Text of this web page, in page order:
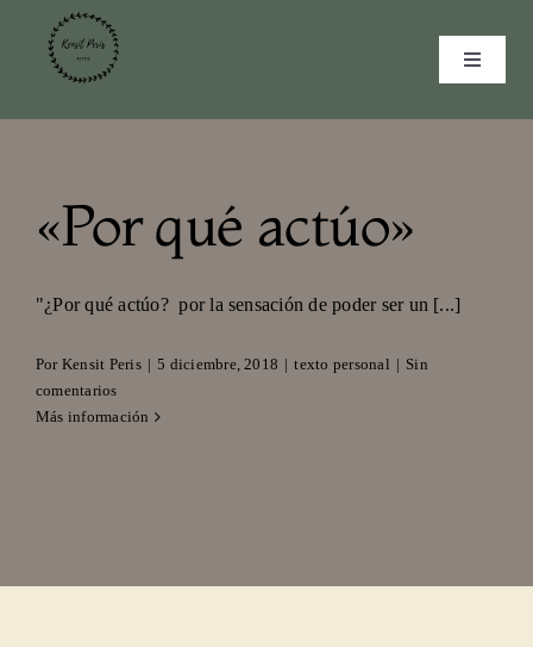
contenido
Toggle
INICIO
MULTIMEDIA
GALERÍA
CONTACTO
«Por qué actúo»
"¿Por qué actúo? por la sensación de poder ser un [...]
Por Kensit Peris | 5 diciembre, 2018 | texto personal | Sin
comentarios
Más información